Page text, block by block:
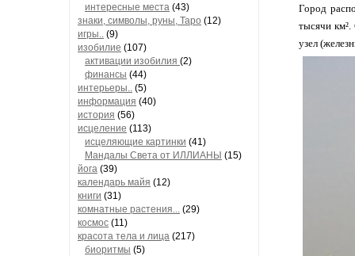
интересные места (43)
знаки, символы, руны, Таро (12)
игры.. (9)
изобилие (107)
активации изобилия (2)
финансы (44)
интерьеры.. (5)
информация (40)
история (56)
исцеление (113)
исцеляющие картинки (41)
Мандалы Света от ИЛЛИАНЫ (15)
йога (39)
календарь майя (12)
книги (31)
комнатные растения... (29)
космос (11)
красота тела и лица (217)
биоритмы (5)
Город
тысячи
узел